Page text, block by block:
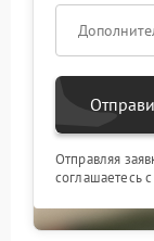
Отправляя
соглашаетесь с